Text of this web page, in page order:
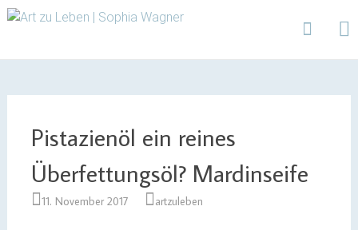
Art zu Leben | Sophia
Pistazienöl ein reines
Überfettungsöl? Mardinseife
11. November 2017 artzuleben